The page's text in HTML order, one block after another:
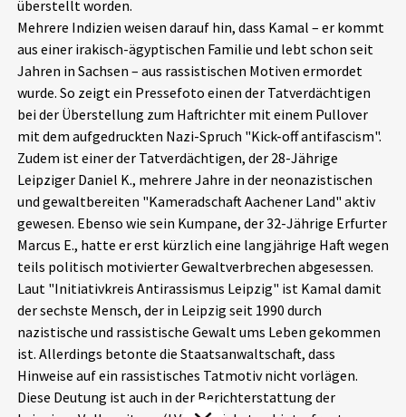
Aktuelles
Alle Beiträge
Veranstaltungen
Pressemitteilungen
Podcasts
Über uns
Projektbeschreibung
Kontakt
Unterstützer_innen
Spenden
chronik.LE in der Presse
überstellt worden.
Mehrere Indizien weisen darauf hin, dass Kamal – er kommt
aus einer irakisch-ägyptischen Familie und lebt schon seit
Jahren in Sachsen – aus rassistischen Motiven ermordet
wurde. So zeigt ein Pressefoto einen der Tatverdächtigen
bei der Überstellung zum Haftrichter mit einem Pullover
mit dem aufgedruckten Nazi-Spruch "Kick-off antifascism".
Zudem ist einer der Tatverdächtigen, der 28-Jährige
Leipziger Daniel K., mehrere Jahre in der neonazistischen
und gewaltbereiten "Kameradschaft Aachener Land" aktiv
gewesen. Ebenso wie sein Kumpane, der 32-Jährige Erfurter
Marcus E., hatte er erst kürzlich eine langjährige Haft wegen
teils politisch motivierter Gewaltverbrechen abgesessen.
Laut "Initiativkreis Antirassismus Leipzig" ist Kamal damit
der sechste Mensch, der in Leipzig seit 1990 durch
nazistische und rassistische Gewalt ums Leben gekommen
ist. Allerdings betonte die Staatsanwaltschaft, dass
Hinweise auf ein rassistisches Tatmotiv nicht vorlägen.
Diese Deutung ist auch in der Berichterstattung der